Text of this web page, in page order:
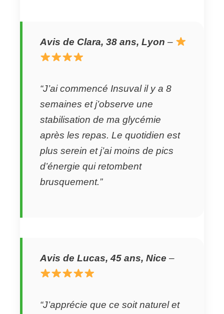
Avis de Clara, 38 ans, Lyon –
“J’ai commencé Insuval il y a 8
semaines et j’observe une
stabilisation de ma glycémie
après les repas. Le quotidien est
plus serein et j’ai moins de pics
d’énergie qui retombent
brusquement.”
Avis de Lucas, 45 ans, Nice –
“J’apprécie que ce soit naturel et